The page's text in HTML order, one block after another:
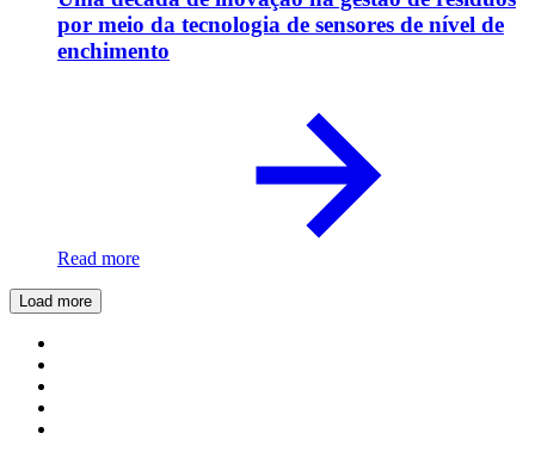
por meio da tecnologia de sensores de nível de
enchimento
Read more
Load more